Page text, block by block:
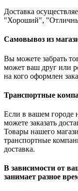
Доставка
"Хороший",
Самовывоз из
Вы можете забрать
может ваш друг или
на кого оформлен
Транспортные
Если в вашем городе
можете заказать
Товары нашего
транспортные
доставка.
В зависимости от
занимает разное